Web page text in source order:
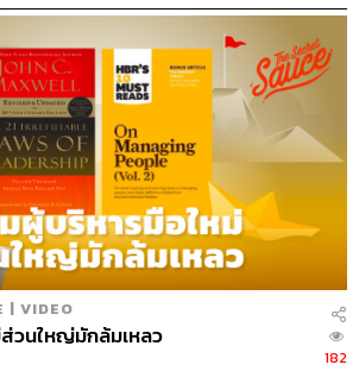
| VIDEO
วนใหญ่มักล้มเหลว
182